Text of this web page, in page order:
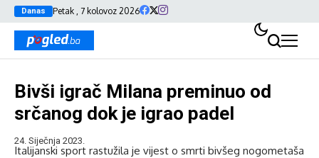
Danas Petak , 7 kolovoz 2026
Bivši igrač Milana preminuo od
srčanog dok je igrao padel
24. Siječnja 2023.
Italijanski sport rastužila je vijest o smrti bivšeg nogometaša